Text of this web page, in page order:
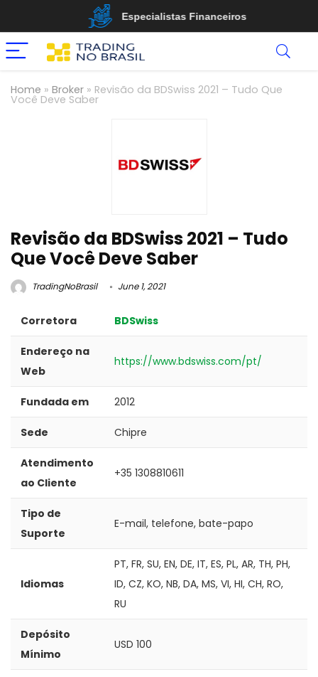
Especialistas Financeiros
Home » Broker » Revisão da BDSwiss 2021 – Tudo Que
Você Deve Saber
Revisão da BDSwiss 2021 – Tudo
Que Você Deve Saber
TradingNoBrasil June 1, 2021
Corretora BDSwiss
Endereço na
Web
https://www.bdswiss.com/pt/
Fundada em 2012
Sede Chipre
Atendimento
ao Cliente
+35 1308810611
Tipo de
Suporte
E-mail, telefone, bate-papo
Idiomas
PT, FR, SU, EN, DE, IT, ES, PL, AR, TH, PH,
ID, CZ, KO, NB, DA, MS, VI, HI, CH, RO,
RU
Depósito
Mínimo
USD 100